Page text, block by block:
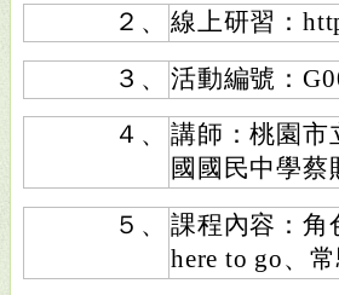
２、
線上研習：
３、
活動編號：
４、
講師：桃園市
國國民中學蔡
５、
課程內容：角
here to go、